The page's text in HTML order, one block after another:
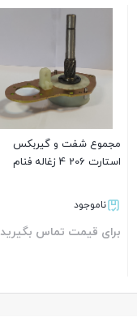
مجموع شفت و گیربکس
استارت 206 4 زغاله فنام
ناموجود
برای قیمت تماس بگیرید
بستن